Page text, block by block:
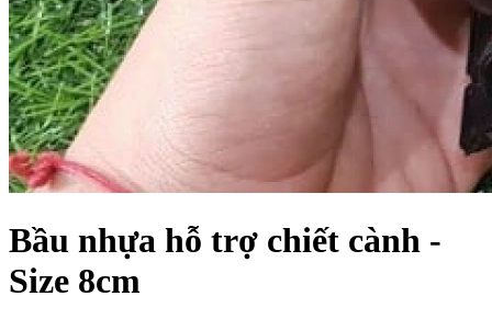
Bầu nhựa hỗ trợ chiết cành -
Size 8cm